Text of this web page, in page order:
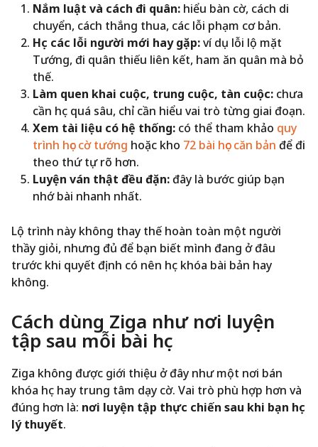
Nắm luật và cách đi quân: hiểu bàn cờ, cách di
chuyển, cách thắng thua, các lỗi phạm cơ bản.
Học các lỗi người mới hay gặp:ví dụ lỗi lộ mặt
Tướng, đi quân thiếu liên kết, ham ăn quân mà bỏ
thế.
Làm quen khai cuộc, trung cuộc, tàn cuộc: chưa
cần học quá sâu, chỉ cần hiểu vai trò từng giai đoạn.
Xem tài liệu có hệ thống: có thể tham khảo quy
trình học cờ tướng hoặc kho 72 bài học căn bản để đi
theo thứ tự rõ hơn.
Luyện ván thật đều đặn:đây là bước giúp bạn
nhớ bài nhanh nhất.
Lộ trình này không thay thế hoàn toàn một người
thầy giỏi, nhưng đủ để bạn biết mình đang ở đâu
trước khi quyết định có nên học khóa bài bản hay
không.
Cách dùng Ziga như nơi luyện
tập sau mỗi bài học
Ziga không được giới thiệu ở đây như một nơi bán
khóa học hay trung tâm dạy cờ. Vai trò phù hợp hơn và
đúng hơn là: nơi luyện tập thực chiến sau khi bạn học
lý thuyết.